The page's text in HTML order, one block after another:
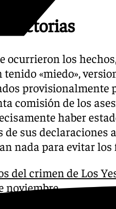
ocurrieron los
tenido «miedo»,
comisión de los
haber
de sus
nada para evitar los
del crimen de Los
noviembre